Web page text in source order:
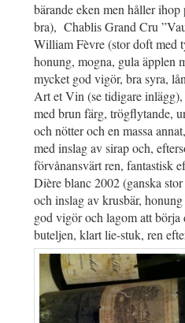
bärande eken men håller
bra), Chablis Grand Cru
William Fèvre (stor doft med
honung, mogna, gula äpplen
mycket god vigör, bra syra,
Art et Vin (se tidigare
med brun färg, trögflytande,
och nötter och en massa
med inslag av sirap och,
förvånansvärt ren, fantastisk
Dière blanc 2002 (ganska
och inslag av krusbär,
god vigör och lagom att
buteljen, klart lie-stuk, ren